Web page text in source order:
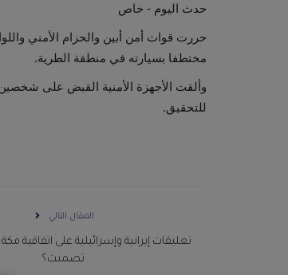
حدث اليوم - خاص
حررت قوات أمن أبين والحزام الأمني
مختطفا بسيارته في منطقة الطرية.
وألقت الأجهزة الأمنية القبض على
للتحقيق.
المقال التالي
تعليقات إيرانية وإسرائيلية على اتفاقية مكة
تضمنت؟